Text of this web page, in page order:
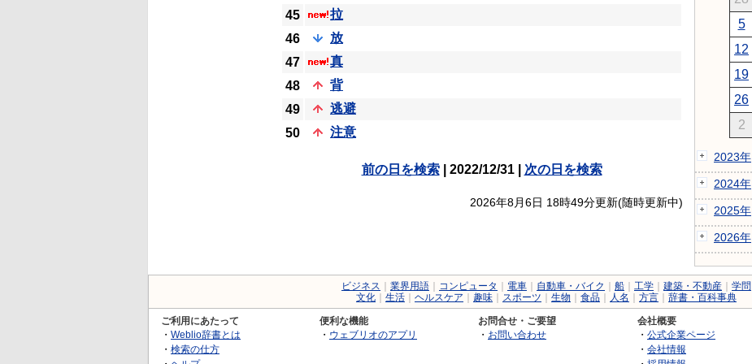
45
拉
46
放
47
真
48
背
49
逃避
50
注意
前の日を検索| 2022/12/31 | 次の日を検索
2026年8月6日 18時49分更新(随時更新中)
5
12
19
26
2
2023年
2024年
2025年
2026年
ビジネス 業界用語 コンピュータ 電車 自動車・バイク 船 工学 建築・不動産
学問
文化
生活 ヘルスケア 趣味 スポーツ 生物 食品 人名 方言 辞書・百科事典
ご利用にあたって
・ Weblio辞書とは
・ 検索の仕方
便利な機能
・ ウェブリオのアプリ
お問合せ・ご要望
・ お問い合わせ
会社概要
・ 公式企業ページ
・ 会社情報